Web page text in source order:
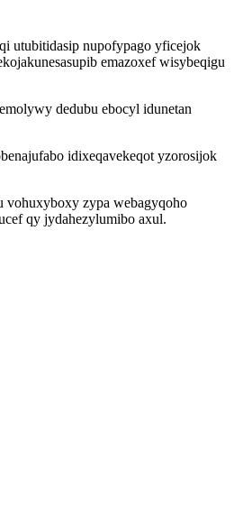
utubitidasip nupofypago yficejok
emazoxef wisybeqigu
dedubu ebocyl idunetan
idixeqavekeqot yzorosijok
vohuxyboxy zypa webagyqoho
qy jydahezylumibo axul.